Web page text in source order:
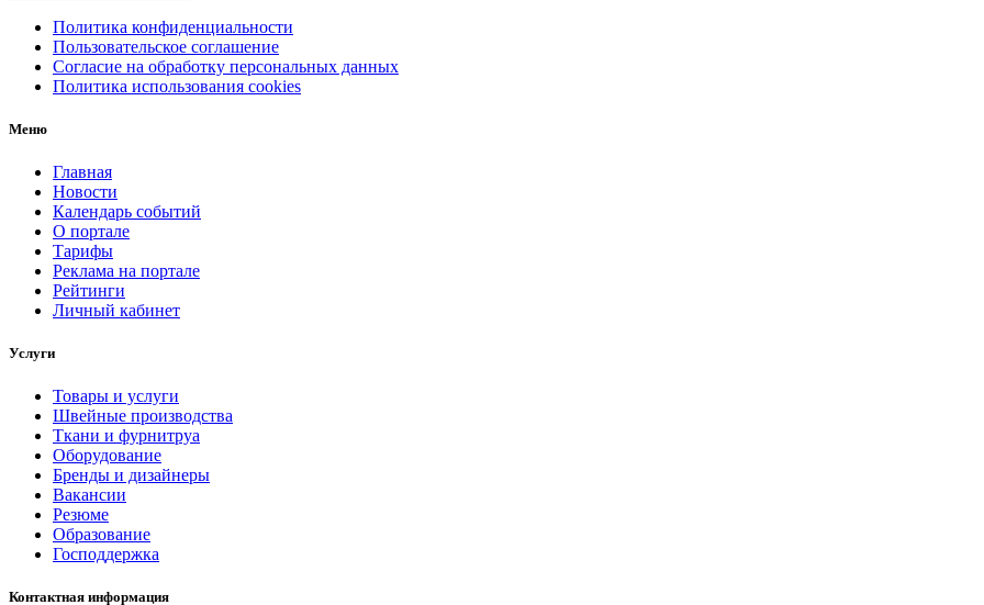
Политика конфиденциальности
Пользовательское соглашение
Согласие на обработку персональных данных
Политика использования cookies
Меню
Главная
Новости
Календарь событий
О портале
Тарифы
Реклама на портале
Рейтинги
Личный кабинет
Услуги
Товары и услуги
Швейные производства
Ткани и фурнитруа
Оборудование
Бренды и дизайнеры
Вакансии
Резюме
Образование
Господдержка
Контактная информация